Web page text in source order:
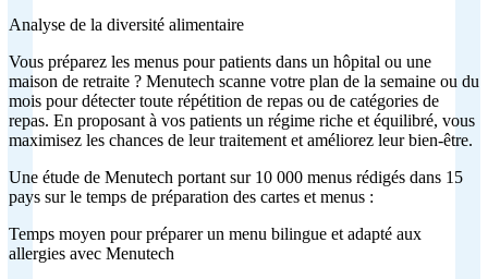
Analyse de la diversité alimentaire
Vous préparez les menus pour patients dans un hôpital ou une
maison de retraite ? Menutech scanne votre plan de la semaine ou du
mois pour détecter toute répétition de repas ou de catégories de
repas. En proposant à vos patients un régime riche et équilibré, vous
maximisez les chances de leur traitement et améliorez leur bien-être.
Une étude de Menutech portant sur 10 000 menus rédigés dans 15
pays sur le temps de préparation des cartes et menus :
Temps moyen pour préparer un menu bilingue et adapté aux
allergies avec Menutech